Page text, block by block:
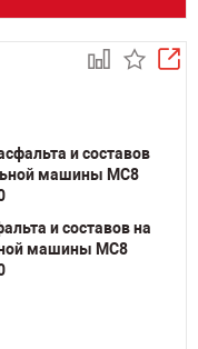
и составов на
машины MC8